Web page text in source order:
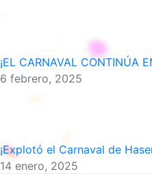
¡EL CARNAVAL CONTINÚA
6 febrero, 2025
¡Explotó el Carnaval de
14 enero, 2025